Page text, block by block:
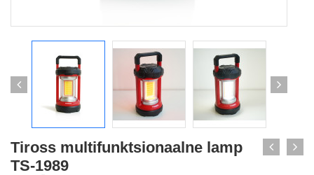
Tiross multifunktsionaalne lamp
TS-1989